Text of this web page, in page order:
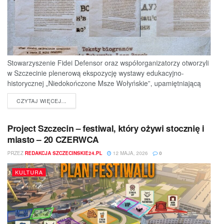
Stowarzyszenie Fidei Defensor oraz współorganizatorzy otworzyli
w Szczecinie plenerową ekspozycję wystawy edukacyjno-
historycznej „Niedokończone Msze Wołyńskie”, upamiętniającą
ofiary jednej z najtragiczniejszych...
CZYTAJ WIĘCEJ...
Project Szczecin – festiwal, który ożywi stocznię i
miasto – 20 CZERWCA
PRZEZ REDAKCJA SZCZECINSKIE24.PL 12 MAJA, 2026 0
KULTURA